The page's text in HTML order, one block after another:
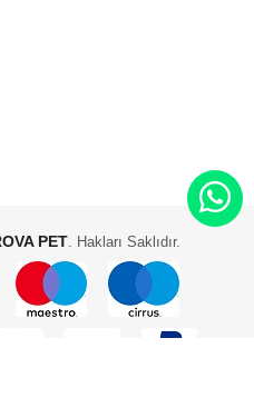
PET. Hakları Saklıdır.